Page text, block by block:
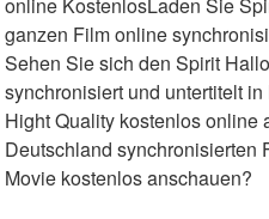
ganzen Film online
Sehen Sie sich den Spirit
synchronisiert und untertitelt
Hight Quality kostenlos online
Deutschland synchronisierten
Movie kostenlos anschauen?